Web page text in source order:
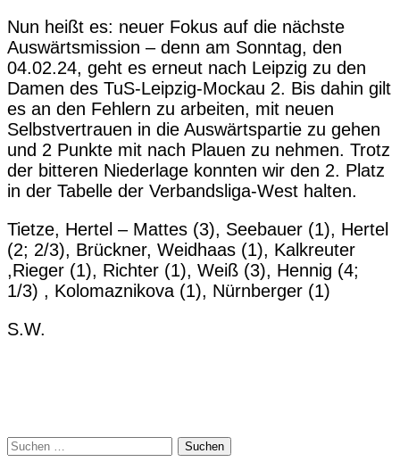
Nun heißt es: neuer Fokus auf die nächste
Auswärtsmission – denn am Sonntag, den
04.02.24, geht es erneut nach Leipzig zu den
Damen des TuS-Leipzig-Mockau 2. Bis dahin gilt
es an den Fehlern zu arbeiten, mit neuen
Selbstvertrauen in die Auswärtspartie zu gehen
und 2 Punkte mit nach Plauen zu nehmen. Trotz
der bitteren Niederlage konnten wir den 2. Platz
in der Tabelle der Verbandsliga-West halten.
Tietze, Hertel – Mattes (3), Seebauer (1), Hertel
(2; 2/3), Brückner, Weidhaas (1), Kalkreuter
,Rieger (1), Richter (1), Weiß (3), Hennig (4;
1/3) , Kolomaznikova (1), Nürnberger (1)
S.W.
Suchen